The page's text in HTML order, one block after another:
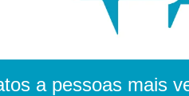
a pessoas mais